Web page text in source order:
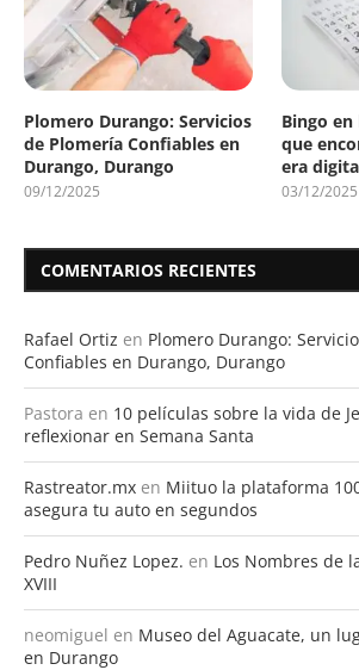
Plomero Durango: Servicios
de Plomería Confiables en
Durango, Durango
09/12/2025
Bingo en
que
era
03/12/2025
COMENTARIOS RECIENTES
Rafael Ortiz en Plomero Durango:
Confiables en Durango, Durango
Pastora en 10 películas sobre la vida de
reflexionar en Semana Santa
Rastreator.mx en Miituo la plataforma
asegura tu auto en segundos
Pedro Nuñez Lopez. en Los Nombres de
XVIII
neomiguel en Museo del Aguacate, un
en Durango